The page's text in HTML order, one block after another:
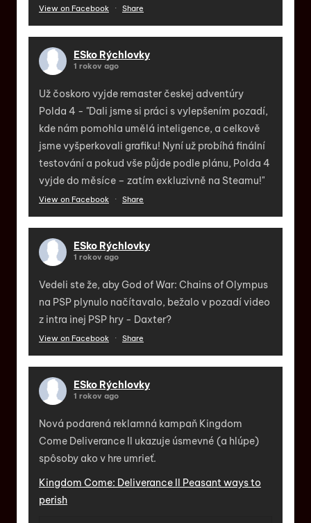
View on Facebook · Share
ESko Rýchlovky
1 rokov ago
Už čoskoro vyjde remaster českej adventúry
Polda 4 - "Dali jsme si práci s vylepšením pozadí,
kde nám pomohla umělá inteligence, a celkově
jsme vyšperkovali grafiku! Nyní už probíhá finální
testování a pokud vše půjde podle plánu, Polda 4
vyjde do měsíce – zatím exkluzivně na Steamu!"
View on Facebook · Share
ESko Rýchlovky
1 rokov ago
Vedeli ste že, aby God of War: Chains of Olympus
na PSP plynulo načítavalo, bežalo v pozadí video
z intra inej PSP hry - Daxter?
View on Facebook · Share
ESko Rýchlovky
1 rokov ago
Nová podarená reklamná kampaň Kingdom
Come Deliverance II ukazuje úsmevné (a hlúpe)
spôsoby ako v hre umrieť.
Kingdom Come: Deliverance II Peasant ways to
perish